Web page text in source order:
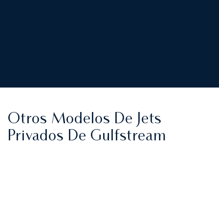
Otros Modelos De Jets
Privados De Gulfstream